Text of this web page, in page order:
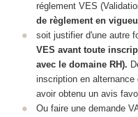
réglement VES
de règlement en
soit justifier d'une autre
VES avant toute
avec le domaine RH).
inscription en alternance
avoir obtenu un avis
Ou faire une demande